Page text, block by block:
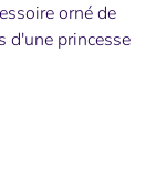
orné de
d'une princesse